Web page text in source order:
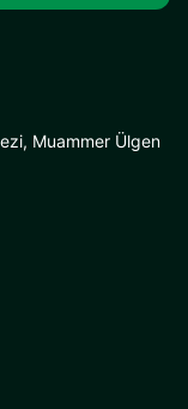
Muammer Ülgen